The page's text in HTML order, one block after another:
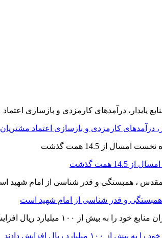
درآمدهای کارمزدی و بازسازی اعتماد مشتریان
همت گذشت
، همبستگی و قدر شناسی از امام شهید است